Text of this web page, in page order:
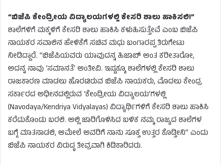
“ಬಿಜೆಪಿ ಕೇಂದ್ರೀಯ ವಿದ್ಯಾಲಯಗಳಲ್ಲಿ ಕೇಸರಿ ಶಾಲು ಹಾಕಿಸಲಿ!”
ಶಾಲೆಗಳಿಗೆ ಮಕ್ಕಳಿಗೆ ಕೇಸರಿ ಶಾಲು ಹಾಕಿಸಿ ಕಳುಹಿಸುತ್ತೇವೆ ಎಂಬ ಬಿಜೆಪಿ
ನಾಯಕರ ಸವಾಲಿನ ಹೇಳಿಕೆಗೆ ಸಚಿವ ಮಧು ಬಂಗಾರಪ್ಪ ತಿರುಗೇಟು
ನೀಡಿದ್ದಾರೆ. “ಬಿಜೆಪಿಯವರು ಯಾವುದನ್ನ ಹಿಜಾಬ್ ಅಂತ ಕರೀತಾರೋ,
ಅದನ್ನ ನಾವು ‘ಸಮಾನತೆ’ ಅಂತೀವಿ. ಇಷ್ಟಕ್ಕೂ ಶಾಲೆಗಳಲ್ಲಿ ಕೇಸರಿ ಶಾಲು
ರಾಜಕಾರಣ ಮಾಡಲು ಹೊರಟಿರುವ ಬಿಜೆಪಿ ನಾಯಕರು, ಮೊದಲು ಕೇಂದ್ರ
ಸರ್ಕಾರದ ಅಧೀನದಲ್ಲಿರುವ ‘ಕೇಂದ್ರೀಯ ವಿದ್ಯಾಲಯ’ಗಳಲ್ಲಿ
(Navodaya/Kendriya Vidyalayas) ವಿದ್ಯಾರ್ಥಿಗಳಿಗೆ ಕೇಸರಿ ಶಾಲು ಹಾಕಿಸಿ
ಕರೆದುಕೊಂಡು ಬರಲಿ. ಅಲ್ಲಿ ಜಾರಿಗೊಳಿಸಿದ ಬಳಿಕ ನಮ್ಮ ರಾಜ್ಯದ ಶಾಲೆಗಳ
ಬಗ್ಗೆ ಮಾತನಾಡಲಿ, ಆಮೇಲೆ ಅವರಿಗೆ ನಾನು ಸೂಕ್ತ ಉತ್ತರ ಕೊಡ್ತೀನಿ” ಎಂದು
ಬಿಜೆಪಿ ನಾಯಕರ ವಿರುದ್ಧ ತೀವ್ರವಾಗಿ ಕಿಡಿಕಾರಿದರು.